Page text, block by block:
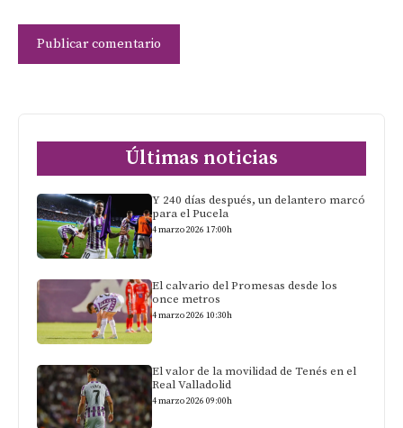
Últimas noticias
Y 240 días después, un delantero marcó
para el Pucela
4 marzo 2026 17:00h
El calvario del Promesas desde los
once metros
4 marzo 2026 10:30h
El valor de la movilidad de Tenés en el
Real Valladolid
4 marzo 2026 09:00h